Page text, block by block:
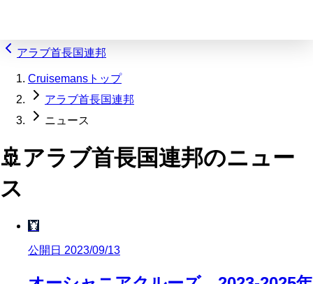
アラブ首長国連邦
Cruisemansトップ
アラブ首長国連邦
ニュース
🚢アラブ首長国連邦のニュー
ス
🦞
公開日 2023/09/13